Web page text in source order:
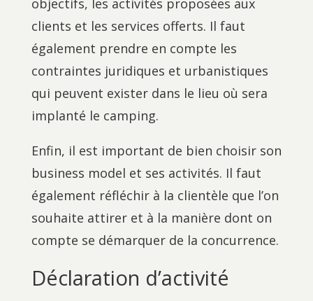
objectifs, les activités proposées aux
clients et les services offerts. Il faut
également prendre en compte les
contraintes juridiques et urbanistiques
qui peuvent exister dans le lieu où sera
implanté le camping.
Enfin, il est important de bien choisir son
business model et ses activités. Il faut
également réfléchir à la clientèle que l’on
souhaite attirer et à la manière dont on
compte se démarquer de la concurrence.
Déclaration d’activité